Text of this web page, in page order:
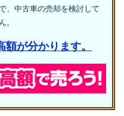
、中古車の売却を検討して
。
が分かります。